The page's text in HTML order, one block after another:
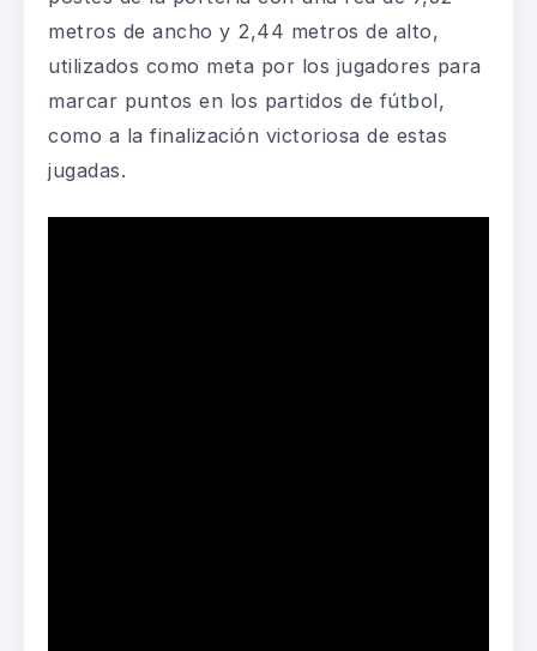
metros de ancho y 2,44 metros de alto,
utilizados como meta por los jugadores para
marcar puntos en los partidos de fútbol,
como a la finalización victoriosa de estas
jugadas.